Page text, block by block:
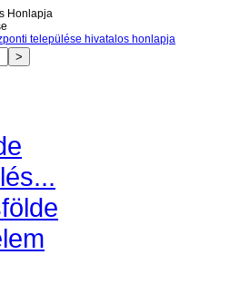
Honlapja